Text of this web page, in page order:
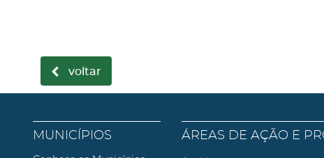
voltar
MUNICÍPIOS
ÁREAS DE AÇÃO E